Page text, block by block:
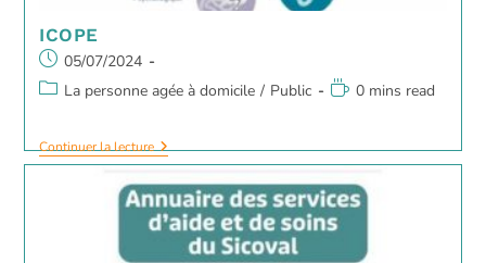
ICOPE
05/07/2024
La personne agée à domicile / Public 0 mins read
Continuer la lecture